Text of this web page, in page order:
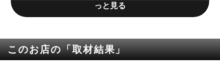
っと見る
このお店の「取材結果」